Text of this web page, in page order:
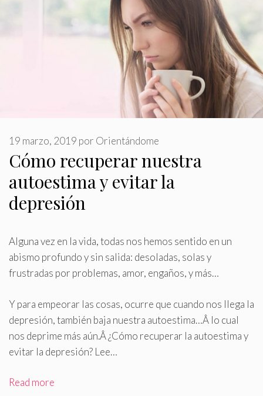
Cómo recuperar nuestra
autoestima y evitar la
depresión
19 marzo, 2019 por Orientándome
Alguna vez en la vida, todas nos hemos sentido en un
abismo profundo y sin salida: desoladas, solas y
frustradas por problemas, amor, engaños, y más…
Y para empeorar las cosas, ocurre que cuando nos llega la
depresión, también baja nuestra autoestima…Â lo cual
nos deprime más aún.Â ¿Cómo recuperar la autoestima y
evitar la depresión? Lee…
Read more